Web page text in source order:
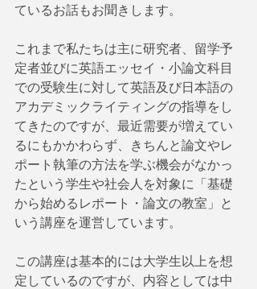
ているお話もお聞きします。
これまで私たちは主に研究者、留学予
定者並びに英語エッセイ・小論文科目
での受験生に対して英語及び日本語の
アカデミックライティングの指導をし
てきたのですが、最近需要が増えてい
るにもかかわらず、きちんと論文やレ
ポート執筆の方法を学ぶ機会がなかっ
たという学生や社会人を対象に「基礎
から始めるレポート・論文の教室」と
いう講座を運営しています。
この講座は基本的には大学生以上を想
定しているのですが、内容としては中